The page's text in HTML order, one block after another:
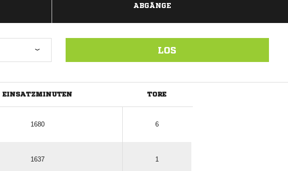
ABGÄNGE
LOS
EINSATZMINUTEN TORE
1680 6
1637 1